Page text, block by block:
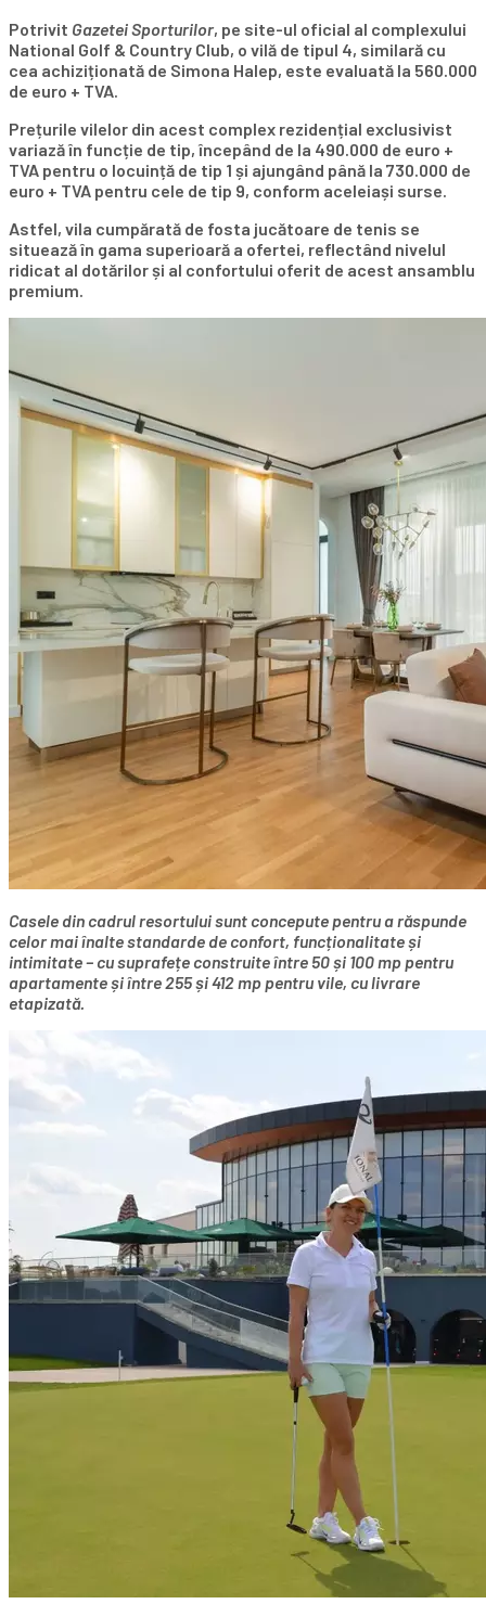
Potrivit Gazetei Sporturilor, pe site-ul oficial al complexului
National Golf & Country Club, o vilă de tipul 4, similară cu
cea achiziționată de Simona Halep, este evaluată la 560.000
de euro + TVA.
Prețurile vilelor din acest complex rezidențial exclusivist
variază în funcție de tip, începând de la 490.000 de euro +
TVA pentru o locuință de tip 1 și ajungând până la 730.000 de
euro + TVA pentru cele de tip 9, conform aceleiași surse.
Astfel, vila cumpărată de fosta jucătoare de tenis se
situează în gama superioară a ofertei, reflectând nivelul
ridicat al dotărilor și al confortului oferit de acest ansamblu
premium.
Casele din cadrul resortului sunt concepute pentru a răspunde
celor mai înalte standarde de confort, funcționalitate și
intimitate – cu suprafețe construite între 50 și 100 mp pentru
apartamente și între 255 și 412 mp pentru vile, cu livrare
etapizată.